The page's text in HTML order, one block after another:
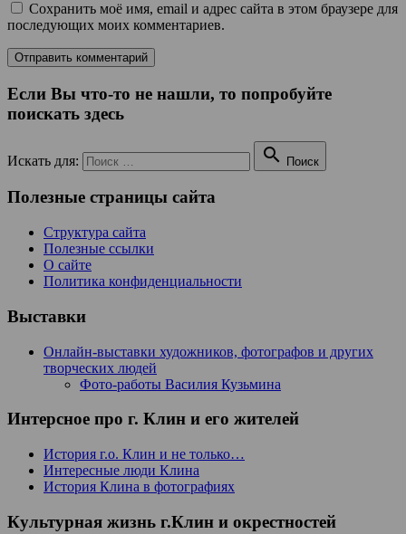
Сохранить моё имя, email и адрес сайта в этом браузере для
последующих моих комментариев.
Если Вы что-то не нашли, то попробуйте
поискать здесь
Искать для:  Поиск
Полезные страницы сайта
Структура сайта
Полезные ссылки
О сайте
Политика конфиденциальности
Выставки
Онлайн-выставки художников, фотографов и других
творческих людей
Фото-работы Василия Кузьмина
Интерсное про г. Клин и его жителей
История г.о. Клин и не только…
Интересные люди Клина
История Клина в фотографиях
Культурная жизнь г.Клин и окрестностей